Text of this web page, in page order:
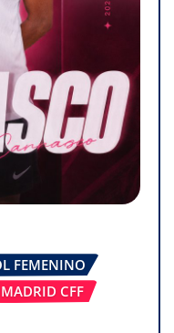
FEMENINO
MADRID CFF